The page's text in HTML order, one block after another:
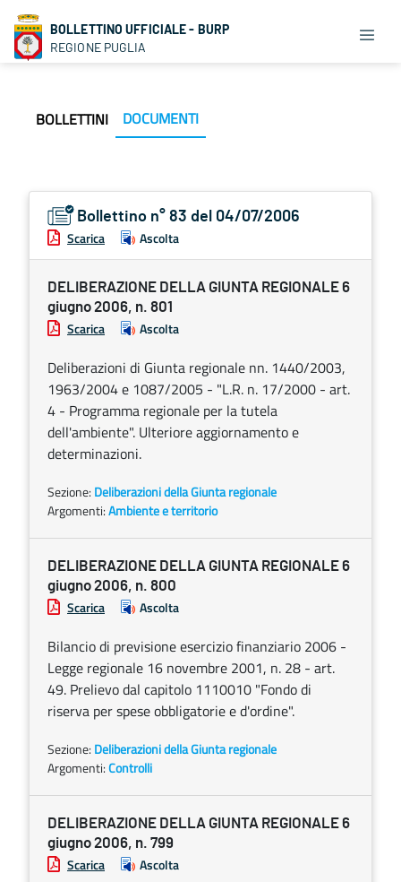
BOLLETTINO UFFICIALE - BURP
REGIONE PUGLIA
BOLLETTINI DOCUMENTI
Bollettino n° 83 del 04/07/2006
Scarica Ascolta
DELIBERAZIONE DELLA GIUNTA REGIONALE 6
giugno 2006, n. 801
Scarica Ascolta
Deliberazioni di Giunta regionale nn. 1440/2003,
1963/2004 e 1087/2005 - "L.R. n. 17/2000 - art.
4 - Programma regionale per la tutela
dell'ambiente". Ulteriore aggiornamento e
determinazioni.
Sezione: Deliberazioni della Giunta regionale
Argomenti:Ambiente e territorio
DELIBERAZIONE DELLA GIUNTA REGIONALE 6
giugno 2006, n. 800
Scarica Ascolta
Bilancio di previsione esercizio finanziario 2006 -
Legge regionale 16 novembre 2001, n. 28 - art.
49. Prelievo dal capitolo 1110010 "Fondo di
riserva per spese obbligatorie e d'ordine".
Sezione: Deliberazioni della Giunta regionale
Argomenti:Controlli
DELIBERAZIONE DELLA GIUNTA REGIONALE 6
giugno 2006, n. 799
Scarica Ascolta